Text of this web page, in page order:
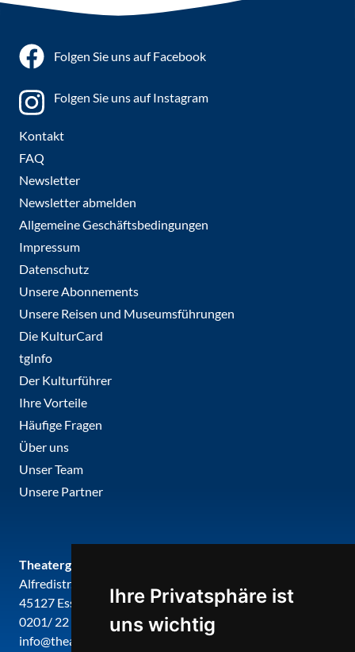
Ihre Privatsphäre ist
uns wichtig
Folgen Sie uns auf Facebook
Folgen Sie uns auf Instagram
Kontakt
FAQ
Newsletter
Newsletter abmelden
Allgemeine Geschäftsbedingungen
Impressum
Datenschutz
Unsere Abonnements
Unsere Reisen und Museumsführungen
Die KulturCard
tgInfo
Der Kulturführer
Ihre Vorteile
Häufige Fragen
Über uns
Unser Team
Unsere Partner
Theatergemeinde metropole ruhr
Alfredistr. 32
45127 Essen
0201/ 22 22 29
info@theatergemeinde-metropole-ruhr.de